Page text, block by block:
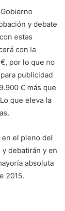
y debate
estas
con la
por lo que no
publicidad
€ más que
que eleva la
el pleno del
debatirán y en
absoluta
2015.